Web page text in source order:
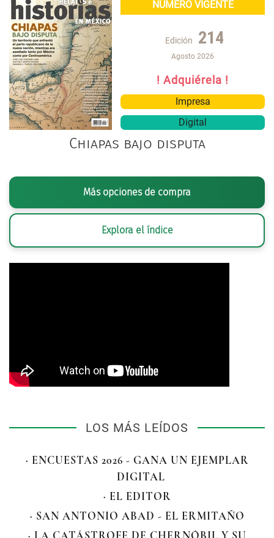
NÚMERO VIGENTE
Edición 214
Agosto 2026
! Adquiérela !
Impresa
Digital
Chiapas bajo disputa
Más opciones de compra
Explora el índice
LOS MÁS LEÍDOS
· ENCUESTAS 2026 - GANA UN EJEMPLAR
DIGITAL
· EL EDITOR
· SAN ANTONIO ABAD - EL ERMITAÑO
· LA CATÁSTROFE DE CHERNÓBIL Y SU